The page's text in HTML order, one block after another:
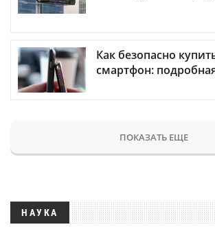
Как безопасно
смартфон:
ПОКАЗАТЬ ЕЩЕ
НАУКА